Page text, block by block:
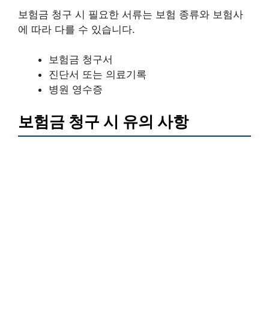
보험금 청구 시 필요한 서류는 보험 종류와 보험사
에 따라 다를 수 있습니다.
보험금 청구서
진단서 또는 의료기록
병원 영수증
보험금 청구 시 유의 사항